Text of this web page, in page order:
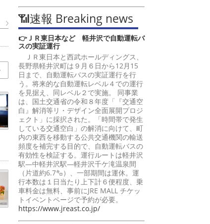
📶速報 Breaking news
👉ＪＲ東日本など 軽井沢で自動運転バ
スの実証運行
ＪＲ東日本と西武ホールディングス、
長野県軽井沢町は９月６日から12月15
日まで、自動運転バスの実証運行を行
う。将来的な自動運転レベル４での運行
を見据え、同レベル２で実施。 同事業
は、国土交通省の令和８年度「『交通空
白』解消等リ・デザイン全面展開プロジ
ェクト」に採択された。「時間帯で発生
している交通空白」の解消に向けて、町
内の東西を移動する公共交通機関の輸送
頻度を補完する目的で、自動運転バスの
有効性を検証する。運行ルートは軽井沢
駅―中軽井沢駅―軽井沢千ケ滝温泉間
（片道約6.7㌔）、一部期間は運休。運
行本数は１日当たり上下計６便程度、乗
車料金は無料、事前にJRE MALL チケッ
トイベントページで予約が必要。
https://www.jreast.co.jp/